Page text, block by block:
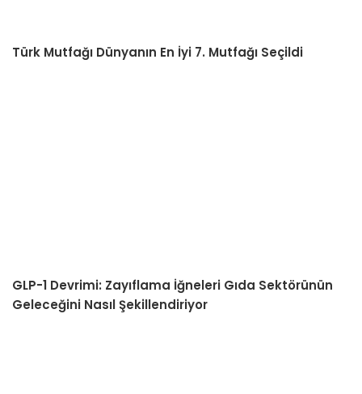
Türk Mutfağı Dünyanın En İyi 7. Mutfağı Seçildi
GLP-1 Devrimi: Zayıflama İğneleri Gıda Sektörünün
Geleceğini Nasıl Şekillendiriyor